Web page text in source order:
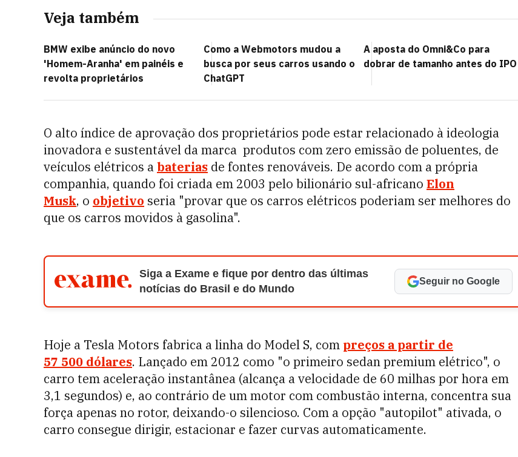
Veja também
BMW exibe anúncio do novo
'Homem-Aranha' em painéis e
revolta proprietários
Como a Webmotors mudou a
busca por seus carros usando o
ChatGPT
A aposta do Omni&Co para
dobrar de tamanho antes do IPO
O alto índice de aprovação dos proprietários pode estar relacionado à ideologia
inovadora e sustentável da marca  produtos com zero emissão de poluentes, de
veículos elétricos abaterias de fontes renováveis. De acordo com a própria
companhia, quando foi criada em 2003 pelo bilionário sul-africano Elon
Musk, o objetivo seria "provar que os carros elétricos poderiam ser melhores do
que os carros movidos à gasolina".
Siga a Exame e fique por dentro das últimas
notícias do Brasil e do Mundo
Seguir no Google
Hoje a Tesla Motors fabrica a linha do Model S, com preços a partir de
57 500 dólares. Lançado em 2012 como "o primeiro sedan premium elétrico", o
carro tem aceleração instantânea (alcança a velocidade de 60 milhas por hora em
3,1 segundos) e, ao contrário de um motor com combustão interna, concentra sua
força apenas no rotor, deixando-o silencioso. Com a opção "autopilot" ativada, o
carro consegue dirigir, estacionar e fazer curvas automaticamente.